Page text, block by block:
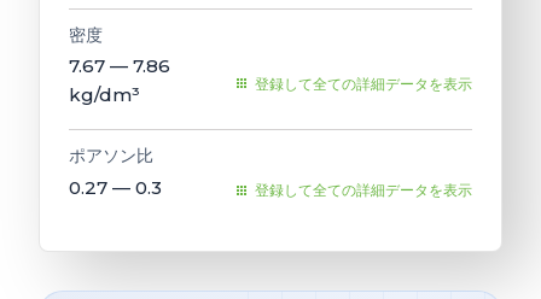
密度
7.67 — 7.86
kg/dm³
登録して全ての詳細データを表示
ポアソン比
0.27 — 0.3 登録して全ての詳細データを表示